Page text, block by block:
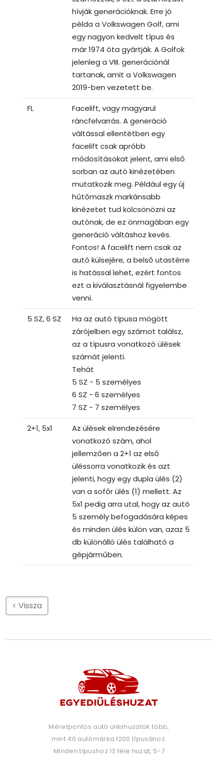
hívják generációknak. Erre jó
példa a Volkswagen Golf, ami
egy nagyon kedvelt típus és
már 1974 óta gyártják. A Golfok
jelenleg a VIII. generációnál
tartanak, amit a Volkswagen
2019-ben vezetett be.
FL
Facelift, vagy magyarul
ráncfelvarrás. A generáció
váltással ellentétben egy
facelift csak apróbb
módosításokat jelent, ami első
sorban az autó kinézetében
mutatkozik meg. Például egy új
hűtőmaszk markánsabb
kinézetet tud kölcsönözni az
autónak, de ez önmagában egy
generáció váltáshoz kevés.
Fontos! A facelift nem csak az
autó külsejére, a belső utastérre
is hatással lehet, ezért fontos
ezt a kiválasztásnál figyelembe
venni.
5 SZ, 6 SZ
Ha az autó típusa mögött
zárójelben egy számot találsz,
az a típusra vonatkozó ülések
számát jelenti.
Tehát
5 SZ - 5 személyes
6 SZ - 6 személyes
7 SZ - 7 személyes
2+1, 5x1
Az ülések elrendezésére
vonatkozó szám, ahol
jellemzően a 2+1 az első
üléssorra vonatkozik és azt
jelenti, hogy egy dupla ülés (2)
van a sofőr ülés (1) mellett. Az
5x1 pedig arra utal, hogy az autó
5 személy befogadására képes
és minden ülés külön van, azaz 5
db különálló ülés található a
gépjárműben.
< Vissza
Méretpontos autó üléshuzatok több,
mint 40 autómárka 1200 típusához.
Minden típushoz 13 féle huzat, 5-7